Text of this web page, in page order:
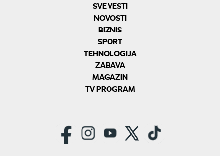
SVE VESTI
NOVOSTI
BIZNIS
SPORT
TEHNOLOGIJA
ZABAVA
MAGAZIN
TV PROGRAM